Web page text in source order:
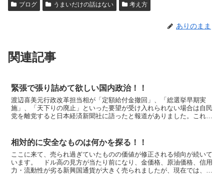
ブログ うまいだけの話はない 考え方
ありのまま
関連記事
緊張で張り詰めて欲しい国内政治！！
渡辺喜美元行政改革担当相が「定額給付金撤回」、「総選挙早期実
施」、「天下りの廃止」といった要望が受け入れられない場合は自民
党を離党すると日本経済新聞社に語ったと報道がありました。これに
相対的に安全なものは何かを探る！！
ここに来て、売られ過ぎていたものの価値が修正される傾向が続いて
います。 ドル高の見方が当たり前になり、金価格、原油価格、信用
力・流動性が劣る新興国通貨が大きく売られましたが、現在では、底